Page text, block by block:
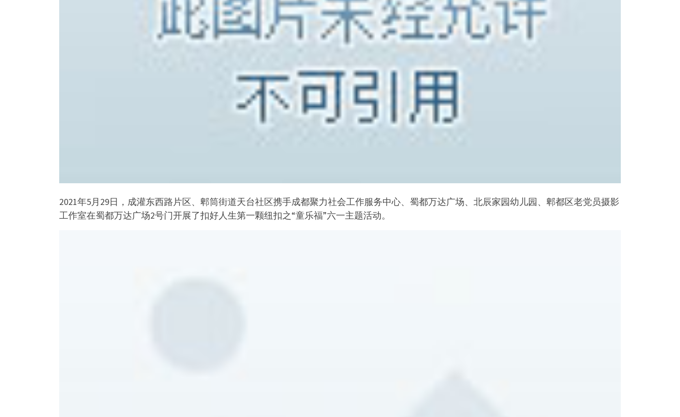
2021年5月29日，成灌东西路片区、郫筒街道天台社区携手成都聚力社会工作服务中心、蜀都万达广场、北辰家园幼儿园、郫都区老党员摄影
工作室在蜀都万达广场2号门开展了扣好人生第一颗纽扣之“童乐福”六一主题活动。